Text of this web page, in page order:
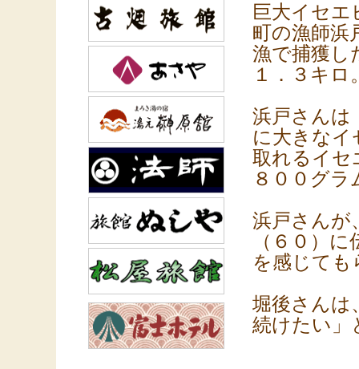
巨大イセエ
町の漁師浜
漁で捕獲し
１．３キロ
浜戸さんは
に大きなイ
取れるイセ
８００グ
浜戸さんが
（６０）
を感じても
堀後さんは
続けたい」